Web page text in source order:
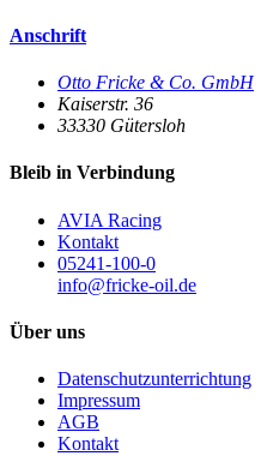
Anschrift
Otto Fricke & Co. GmbH
Kaiserstr. 36
33330 Gütersloh
Bleib in Verbindung
AVIA Racing
Kontakt
05241-100-0
info@fricke-oil.de
Über uns
Datenschutzunterrichtung
Impressum
AGB
Kontakt